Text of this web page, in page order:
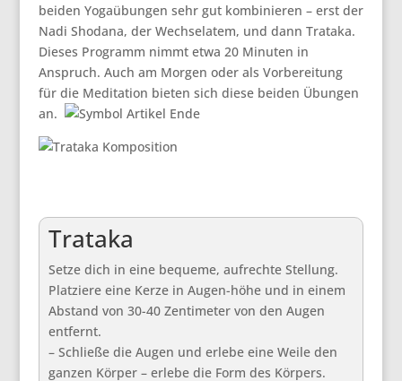
beiden Yogaübungen sehr gut kombinieren – erst der
Nadi Shodana, der Wechselatem, und dann Trataka.
Dieses Programm nimmt etwa 20 Minuten in
Anspruch. Auch am Morgen oder als Vorbereitung
für die Meditation bieten sich diese beiden Übungen
an.
Trataka
Setze dich in eine bequeme, aufrechte Stellung.
Platziere eine Kerze in Augen-höhe und in einem
Abstand von 30-40 Zentimeter von den Augen
entfernt.
– Schließe die Augen und erlebe eine Weile den
ganzen Körper – erlebe die Form des Körpers.